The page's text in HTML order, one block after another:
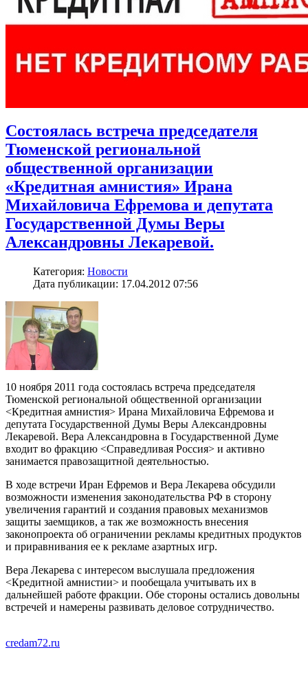
Состоялась встреча председателя
Тюменской региональной
общественной организации
«Кредитная амнистия» Ирана
Михайловича Ефремова и депутата
Государственной Думы Веры
Александровны Лекаревой.
Категория: Новости
Дата публикации: 17.04.2012 07:56
10 ноября 2011 года состоялась встреча председателя
Тюменской региональной общественной организации
<Кредитная амнистия> Ирана Михайловича Ефремова и
депутата Государственной Думы Веры Александровны
Лекаревой. Вера Александровна в Государственной Думе
входит во фракцию <Справедливая Россия> и активно
занимается правозащитной деятельностью.
В ходе встречи Иран Ефремов и Вера Лекарева обсудили
возможности изменения законодательства РФ в сторону
увеличения гарантий и создания правовых механизмов
защиты заемщиков, а так же возможность внесения
законопроекта об ограничении рекламы кредитных продуктов
и приравнивания ее к рекламе азартных игр.
Вера Лекарева с интересом выслушала предложения
<Кредитной амнистии> и пообещала учитывать их в
дальнейшей работе фракции. Обе стороны остались довольны
встречей и намерены развивать деловое сотрудничество.
credam72.ru